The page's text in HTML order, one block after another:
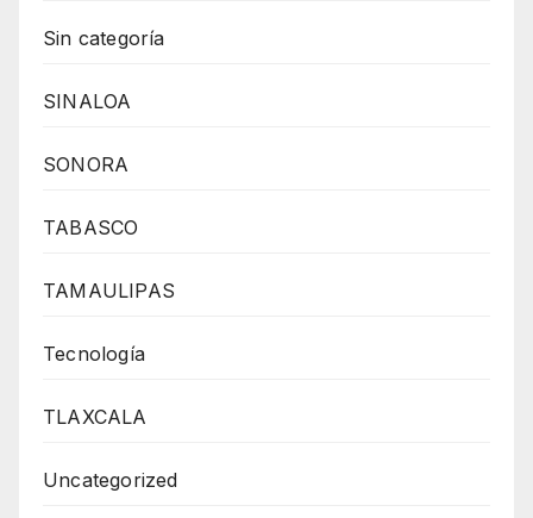
Sin categoría
SINALOA
SONORA
TABASCO
TAMAULIPAS
Tecnología
TLAXCALA
Uncategorized